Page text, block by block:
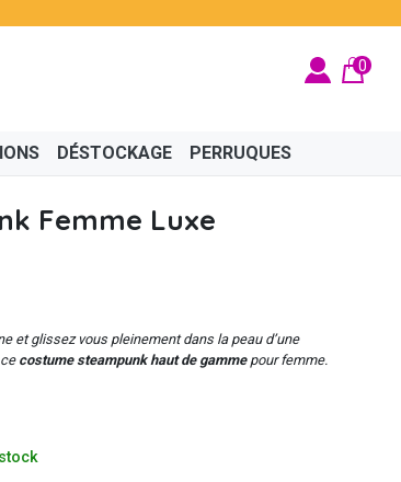
0
FÉES ET PRINCESSES
CINÉMA CHAPEAUX
DÉSTOCKAGE PERRUQUES
Femme Luxe
et glissez vous pleinement dans la peau d’une
costume steampunk haut de gammepour femme.